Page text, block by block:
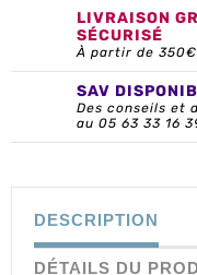
LIVRAISON
SÉCURISÉ
À partir de
SAV
Des conseils et
au 05 63 33 16
DESCRIPTION
DÉTAILS DU